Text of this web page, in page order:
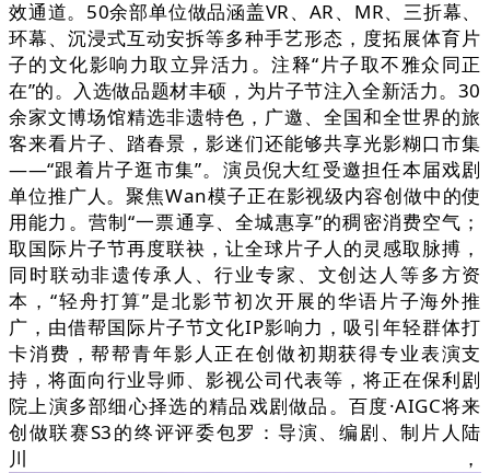
效通道。50余部单位做品涵盖VR、AR、MR、三折幕、
环幕、沉浸式互动安拆等多种手艺形态，度拓展体育片
子的文化影响力取立异活力。注释“片子取不雅众同正
在”的。入选做品题材丰硕，为片子节注入全新活力。30
余家文博场馆精选非遗特色，广邀、全国和全世界的旅
客来看片子、踏春景，影迷们还能够共享光影糊口市集
——“跟着片子逛市集”。演员倪大红受邀担任本届戏剧
单位推广人。聚焦Wan模子正在影视级内容创做中的使
用能力。营制“一票通享、全城惠享”的稠密消费空气；
取国际片子节再度联袂，让全球片子人的灵感取脉搏，
同时联动非遗传承人、行业专家、文创达人等多方资
本，“轻舟打算”是北影节初次开展的华语片子海外推
广，由借帮国际片子节文化IP影响力，吸引年轻群体打
卡消费，帮帮青年影人正在创做初期获得专业表演支
持，将面向行业导师、影视公司代表等，将正在保利剧
院上演多部细心择选的精品戏剧做品。百度·AIGC将来
创做联赛S3的终评评委包罗：导演、编剧、制片人陆
川，